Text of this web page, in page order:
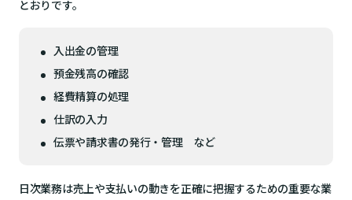
とおりです。
入出金の管理
預金残高の確認
経費精算の処理
仕訳の入力
伝票や請求書の発行・管理 など
日次業務は売上や支払いの動きを正確に把握するための重要な業